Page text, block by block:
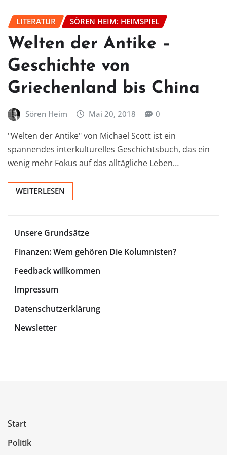
LITERATUR SÖREN HEIM: HEIMSPIEL
Welten der Antike –
Geschichte von
Griechenland bis China
Sören Heim Mai 20, 2018 0
"Welten der Antike" von Michael Scott ist ein
spannendes interkulturelles Geschichtsbuch, das ein
wenig mehr Fokus auf das alltägliche Leben…
WEITERLESEN
Unsere Grundsätze
Finanzen: Wem gehören Die Kolumnisten?
Feedback willkommen
Impressum
Datenschutzerklärung
Newsletter
Start
Politik